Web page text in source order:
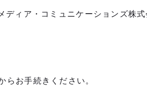
ア・コミュニケーションズ株
らお手続きください。